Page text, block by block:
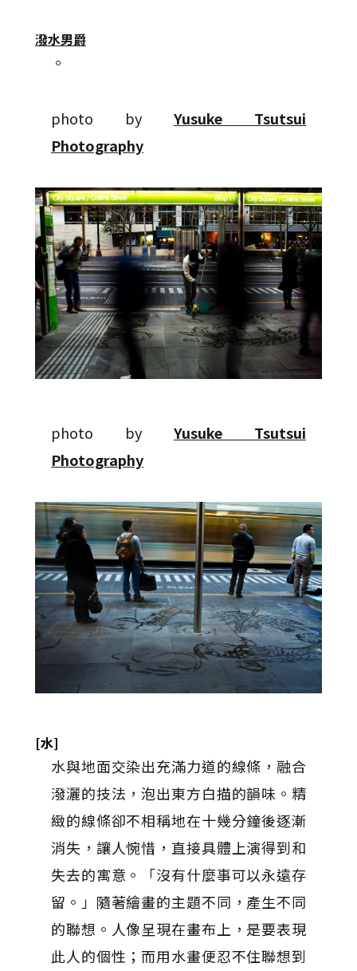
潑水男爵
。
photo by Yusuke Tsutsui
Photography
photo by Yusuke Tsutsui
Photography
[水]
水與地面交染出充滿力道的線條，融合
潑灑的技法，泡出東方白描的韻味。精
緻的線條卻不相稱地在十幾分鐘後逐漸
消失，讓人惋惜，直接具體上演得到和
失去的寓意。「沒有什麼事可以永遠存
留。」隨著繪畫的主題不同，產生不同
的聯想。人像呈現在畫布上，是要表現
此人的個性；而用水畫便忍不住聯想到